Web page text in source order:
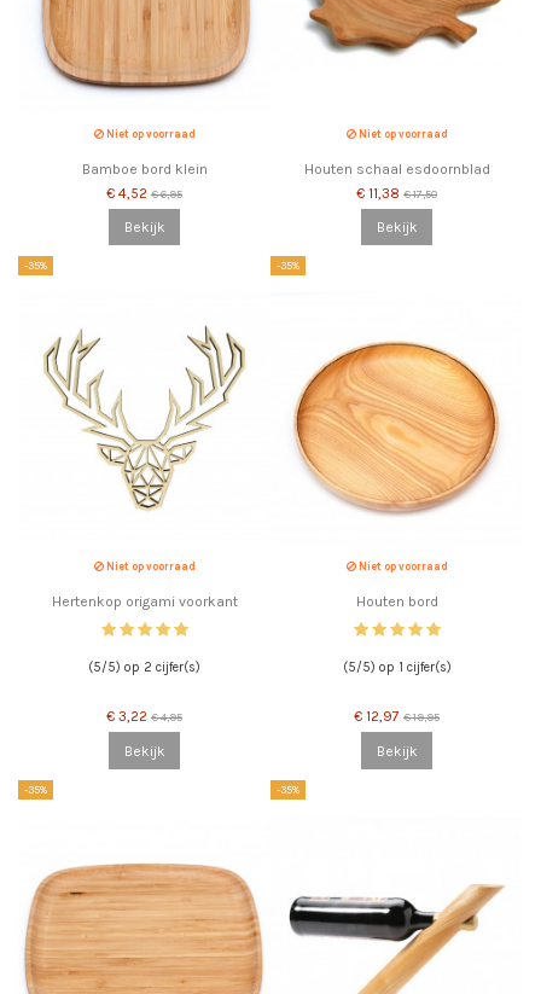
Niet op voorraad
Bamboe bord klein
€ 4,52 € 6,95
Bekijk
Niet op voorraad
Houten schaal esdoornblad
€ 11,38 € 17,50
Bekijk
-35%
Niet op voorraad
Hertenkop origami voorkant
(5/5) op 2 cijfer(s)
€ 3,22 € 4,95
Bekijk
-35%
Niet op voorraad
Houten bord
(5/5) op 1 cijfer(s)
€ 12,97 € 19,95
Bekijk
-35% -35%